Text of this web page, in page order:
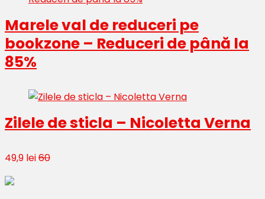
Marele val de reduceri pe
bookzone – Reduceri de până la
85%
Zilele de sticla – Nicoletta Verna
49,9 lei60